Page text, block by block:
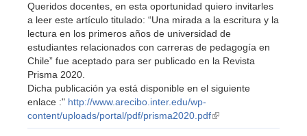
y
Comunicación,
Lengua
y
Literatura.
Queridos docentes, en esta oportunidad quiero invitarles
a leer este artículo titulado: “Una mirada a la escritura y la
lectura en los primeros años de universidad de
estudiantes relacionados con carreras de pedagogía en
Chile” fue aceptado para ser publicado en la Revista
Prisma 2020.
Dicha publicación ya está disponible en el siguiente
enlace :" http://www.arecibo.inter.edu/wp-
content/uploads/portal/pdf/prisma2020.pdf(link
is